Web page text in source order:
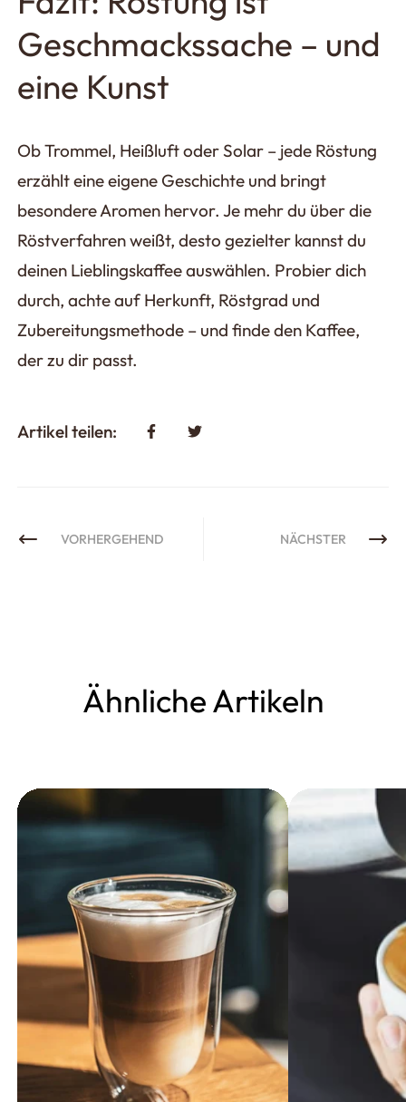
Geschmackssache – und
eine Kunst
Ob Trommel, Heißluft oder Solar – jede Röstung
erzählt eine eigene Geschichte und bringt
besondere Aromen hervor. Je mehr du über die
Röstverfahren weißt, desto gezielter kannst du
deinen Lieblingskaffee auswählen. Probier dich
durch, achte auf Herkunft, Röstgrad und
Zubereitungsmethode – und finde den Kaffee,
der zu dir passt.
Artikel teilen:
VORHERGEHEND NÄCHSTER
Ähnliche Artikeln